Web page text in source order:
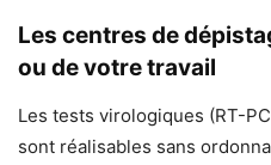
Les centres de
ou de votre travail
Les tests virologiques (RT-
sont réalisables sans